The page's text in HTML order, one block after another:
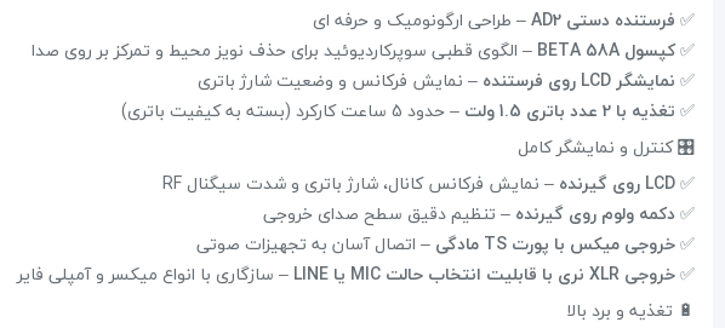
✅ فرستنده دستی AD2
– طراحی ارگونومیک و حرفه ای
✅کپسول BETA 58A
– الگوی قطبی سوپرکاردیوئید برای حذف نویز محیط و تمرکز بر روی صدا
✅ نمایشگر LCD روی فرستنده
– نمایش فرکانس و وضعیت شارژ باتری
✅ تغذیه با 2 عدد باتری 1.5 ولت
– حدود 5 ساعت کارکرد (بسته به کیفیت باتری)
🎛 کنترل و نمایشگر کامل
✅LCD روی گیرنده
– نمایش فرکانس کانال، شارژ باتری و شدت سیگنال RF
✅ دکمه ولوم روی گیرنده – تنظیم دقیق سطح صدای خروجی
✅خروجی میکس با پورت TS مادگی
– اتصال آسان به تجهیزات صوتی
✅خروجی XLR نری با قابلیت انتخاب حالت MIC یا LINE
– سازگاری با انواع میکسر و آمپلی فایر
🔋 تغذیه و برد بالا